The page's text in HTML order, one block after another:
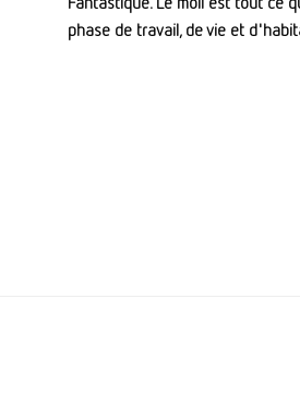
phase de travail, de vie et